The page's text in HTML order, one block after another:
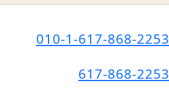
010-1-617-868-2253
617-868-2253